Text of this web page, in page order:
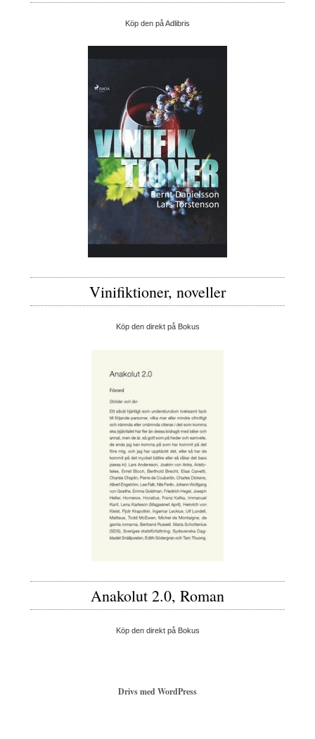
Köp den på Adlibris
Vinifiktioner, noveller
Köp den direkt på Bokus
Anakolut 2.0, Roman
Köp den direkt på Bokus
Drivs med WordPress